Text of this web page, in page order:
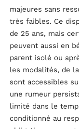
majeures sans
très faibles. Ce
de 25 ans, mais
peuvent aussi en
parent isolé ou
les modalités, de
sont accessibles
une rumeur
limité dans le
conditionné au